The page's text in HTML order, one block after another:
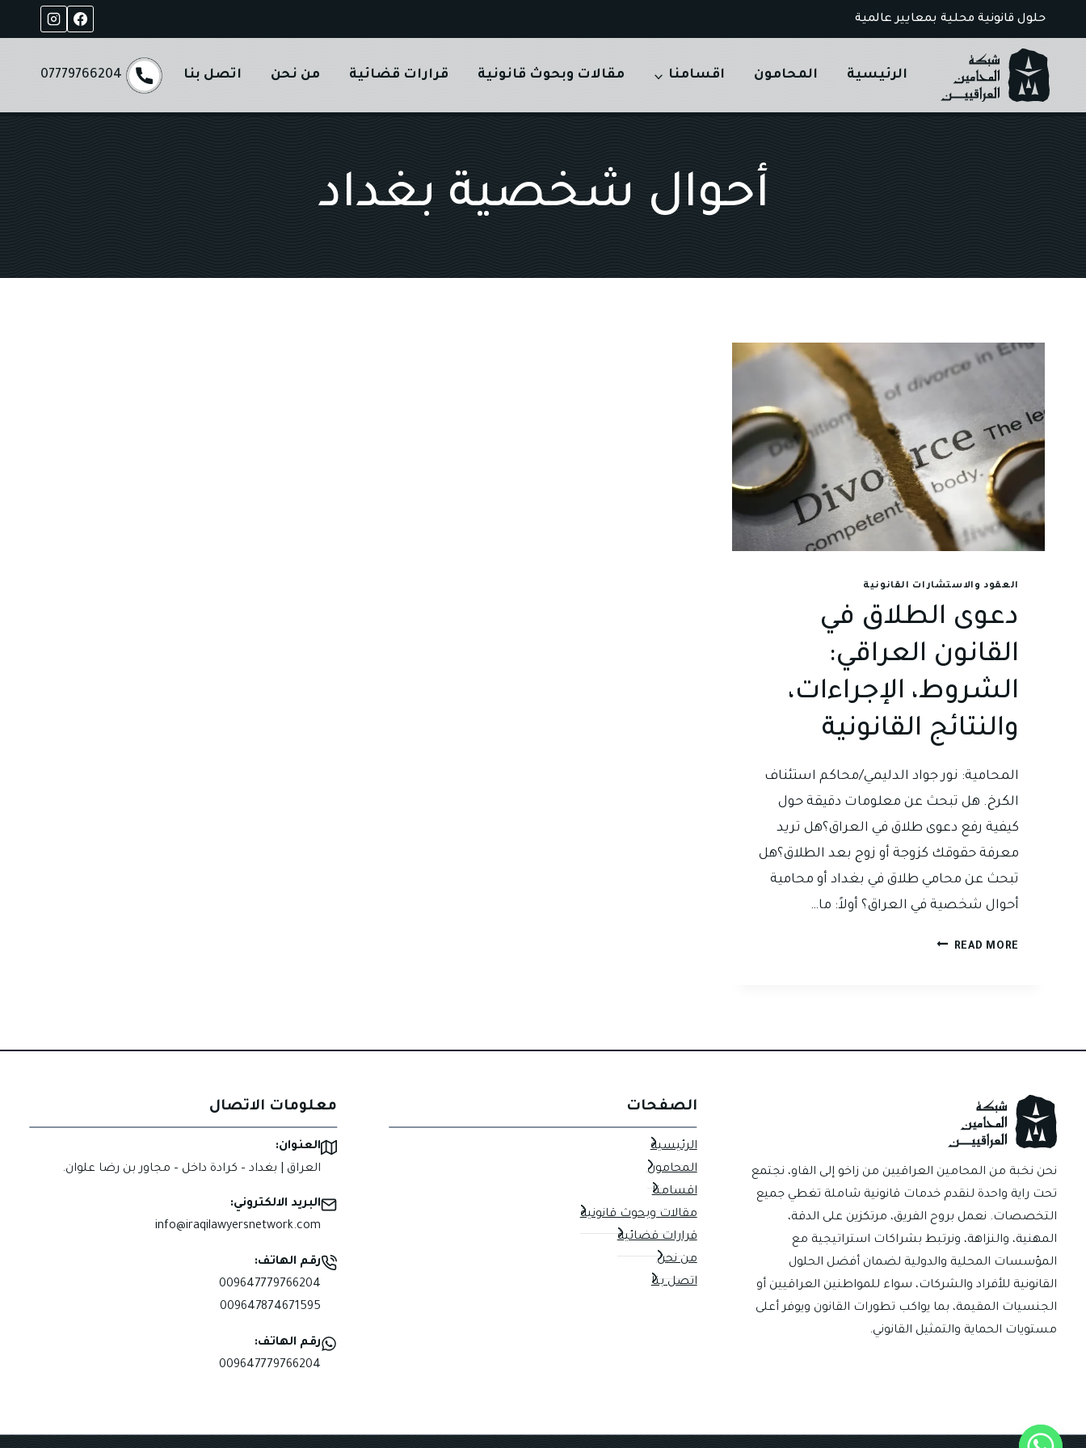
to
content
حلول قانونية محلية بمعايير عالمية
الرئيسية المحامون اقسامنا مقالات وبحوث قانونية قرارات قضائية من نحن اتصل بنا 07779766204
أحوال شخصية بغداد
العقود والاستشارات القانونية
دعوى الطلاق في
القانون العراقي:
الشروط، الإجراءات،
والنتائج القانونية
المحامية: نور جواد الدليمي/محاكم استئناف
الكرخ. هل تبحث عن معلومات دقيقة حول
كيفية رفع دعوى طلاق في العراق؟هل تريد
معرفة حقوقك كزوجة أو زوج بعد الطلاق؟هل
تبحث عن محامي طلاق في بغداد أو محامية
أحوال شخصية في العراق؟ أولاً: ما…
READ MORE دعوى
نحن نخبة من المحامين العراقيين من زاخو إلى الفاو، نجتمع
تحت راية واحدة لنقدم خدمات قانونية شاملة تغطي جميع
التخصصات. نعمل بروح الفريق، مرتكزين على الدقة،
المهنية، والنزاهة، ونرتبط بشراكات استراتيجية مع
المؤسسات المحلية والدولية لضمان أفضل الحلول
القانونية للأفراد والشركات، سواء للمواطنين العراقيين أو
الجنسيات المقيمة، بما يواكب تطورات القانون ويوفر أعلى
مستويات الحماية والتمثيل القانوني.
الصفحات
الرئيسية
المحامون
اقسامنا
مقالات وبحوث قانونية
قرارات قضائية
من نحن
اتصل بنا
معلومات الاتصال
العنوان:
العراق | بغداد – كرادة داخل – مجاور بن رضا علوان.
البريد الالكتروني:
info@iraqilawyersnetwork.com
رقم الهاتف:
009647779766204
009647874671595
رقم الهاتف:
009647779766204